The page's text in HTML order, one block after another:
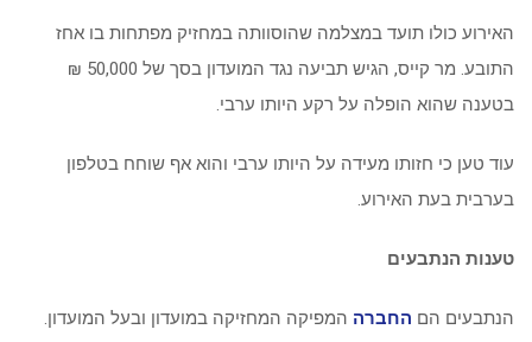
האירוע כולו תועד במצלמה שהוסוותה במחזיק מפתחות בו אחז
התובע. מר קייס, הגיש תביעה נגד המועדון בסך של 50,000 ₪
בטענה שהוא הופלה על רקע היותו ערבי.
עוד טען כי חזותו מעידה על היותו ערבי והוא אף שוחח בטלפון
בערבית בעת האירוע.
טענות הנתבעים
הנתבעים הם החברה המפיקה המחזיקה במועדון ובעל המועדון.